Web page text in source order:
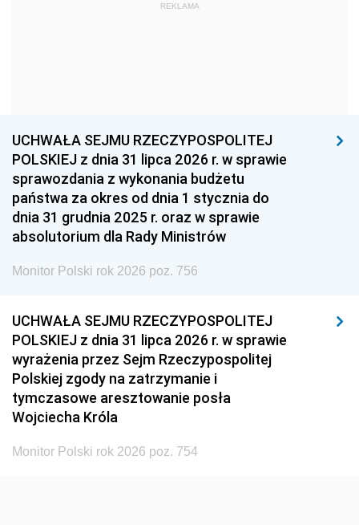
1959
1939 1938 1937
1936 1930
REKLAMA
UCHWAŁA SEJMU RZECZYPOSPOLITEJ
POLSKIEJ z dnia 31 lipca 2026 r. w sprawie
sprawozdania z wykonania budżetu
państwa za okres od dnia 1 stycznia do
dnia 31 grudnia 2025 r. oraz w sprawie
absolutorium dla Rady Ministrów
Monitor Polski rok 2026 poz. 756
UCHWAŁA SEJMU RZECZYPOSPOLITEJ
POLSKIEJ z dnia 31 lipca 2026 r. w sprawie
wyrażenia przez Sejm Rzeczypospolitej
Polskiej zgody na zatrzymanie i
tymczasowe aresztowanie posła
Wojciecha Króla
Monitor Polski rok 2026 poz. 754